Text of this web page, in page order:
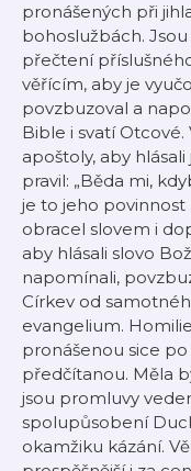
pronášených při
bohoslužbách.
přečtení
věřícím, aby je
povzbuzoval a
Bible i svatí Otcové.
apoštoly, aby
pravil: „Běda mi,
je to jeho povinnost
obracel slovem i
aby hlásali slovo
napomínali,
Církev od
evangelium.
pronášenou sice po
předčítanou. Měla
jsou promluvy
spolupůsobení
okamžiku kázání.